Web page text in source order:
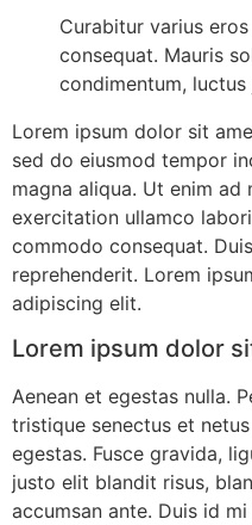
Curabitur varius
consequat. Mauris
condimentum,
Lorem ipsum dolor sit
sed do eiusmod tempor
magna aliqua. Ut enim ad
exercitation ullamco
commodo consequat.
reprehenderit. Lorem
adipiscing elit.
Lorem ipsum dolor
Aenean et egestas nulla.
tristique senectus et
egestas. Fusce gravida,
justo elit blandit risus,
accumsan ante. Duis id